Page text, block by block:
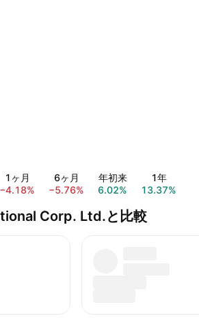
1ヶ月
−4.18%
6ヶ月
−5.76%
年初来
6.02%
1年
13.37%
Corp. Ltd.と比較